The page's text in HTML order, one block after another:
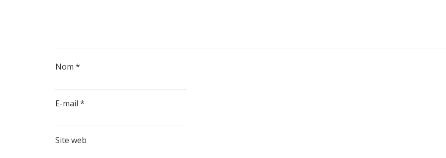
Nom *
E-mail *
Site web